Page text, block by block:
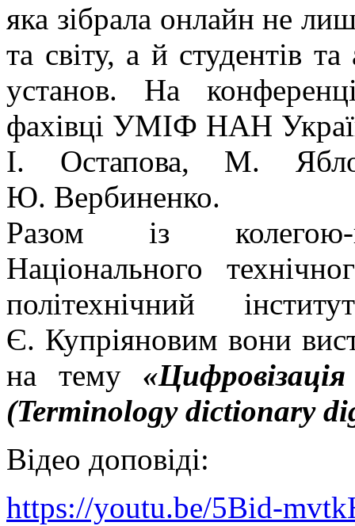
яка зібрала онлайн не
та світу, а й студентів
установ. На
фахівці УМІФ НАН
І. Остапова, М.
Ю. Вербиненко.
Разом із колегою-
Національного
політехнічний
Є. Купріяновим вони
на тему
(Terminology dictionary
Відео доповіді:
https://youtu.be/5Bid-